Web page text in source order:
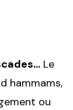
Le
hammams,
ou